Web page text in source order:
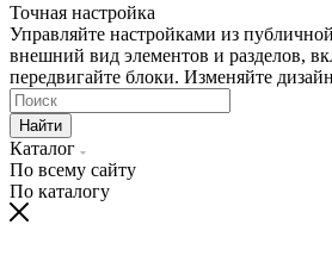
Точная настройка
Управляйте настройками из
внешний вид элементов и разделов,
передвигайте блоки. Изменяйте
Найти
Каталог
По всему сайту
По каталогу